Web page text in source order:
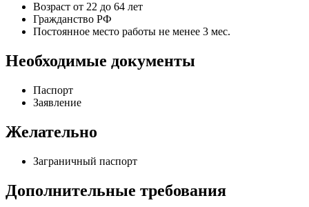
Возраст от 22 до 64 лет
Гражданство РФ
Постоянное место работы не менее 3 мес.
Необходимые документы
Паспорт
Заявление
Желательно
Заграничный паспорт
Дополнительные требования